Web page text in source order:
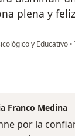
plena y
y Educativo •
Karinne
Franco Medina
por la